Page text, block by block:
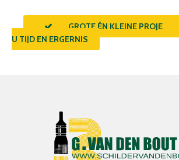
GROTE ÉN KLEINE PROJECTEN
U TIJD EN ERGERNIS